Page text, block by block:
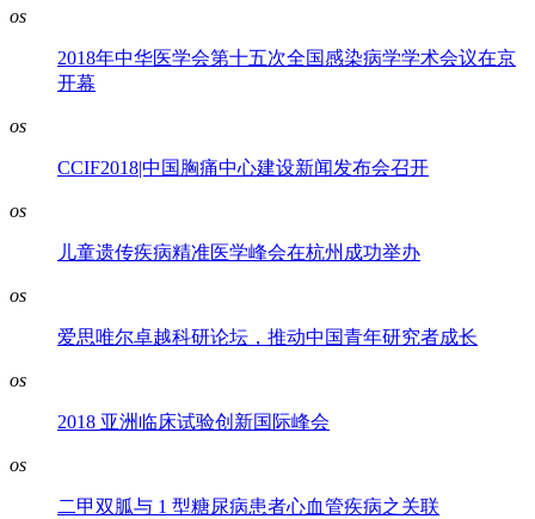
os
2018年中华医学会第十五次全国感染病学学术会议在京
开幕
os
CCIF2018|中国胸痛中心建设新闻发布会召开
os
儿童遗传疾病精准医学峰会在杭州成功举办
os
爱思唯尔卓越科研论坛，推动中国青年研究者成长
os
2018 亚洲临床试验创新国际峰会
os
二甲双胍与 1 型糖尿病患者心血管疾病之关联